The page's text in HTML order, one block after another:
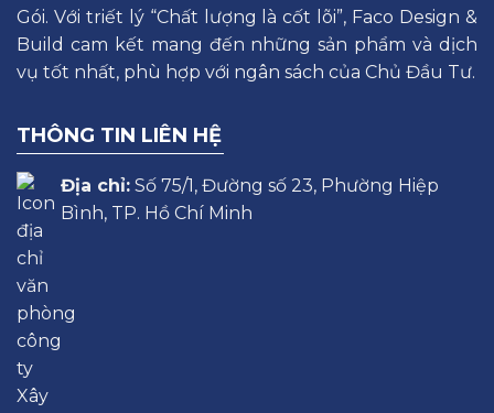
Gói. Với triết lý “Chất lượng là cốt lõi”, Faco Design &
Build cam kết mang đến những sản phẩm và dịch
vụ tốt nhất, phù hợp với ngân sách của Chủ Đầu Tư.
THÔNG TIN LIÊN HỆ
Địa chỉ: Số 75/1, Đường số 23, Phường Hiệp
Bình, TP. Hồ Chí Minh